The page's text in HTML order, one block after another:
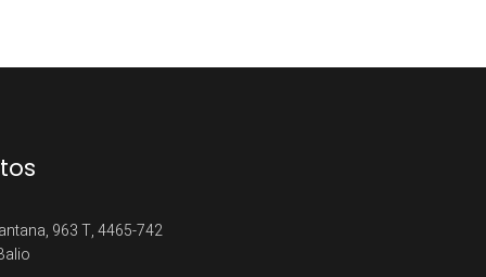
963 T, 4465-742